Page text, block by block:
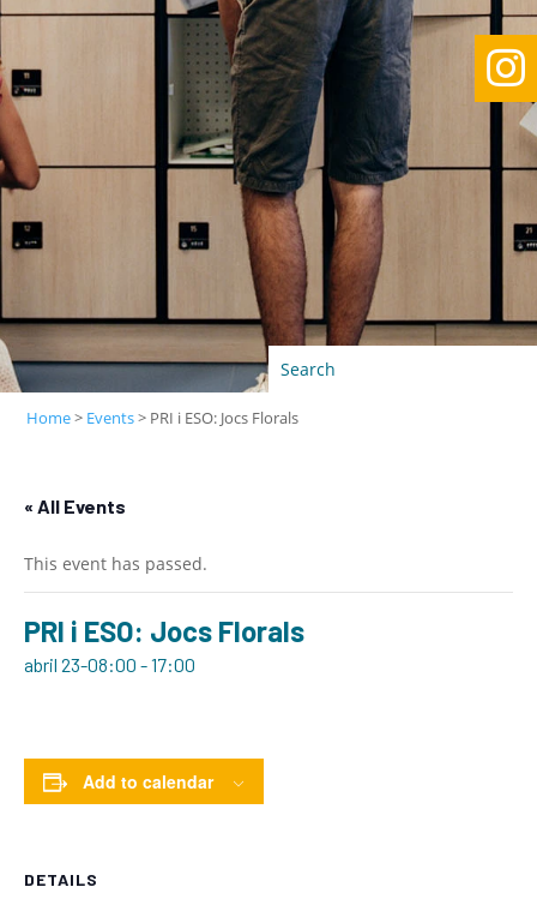
Home> Events> PRI i ESO: Jocs Florals

« All Events
This event has passed.
PRI i ESO: Jocs Florals
abril 23-08:00 -17:00
Add to calendar
DETAILS